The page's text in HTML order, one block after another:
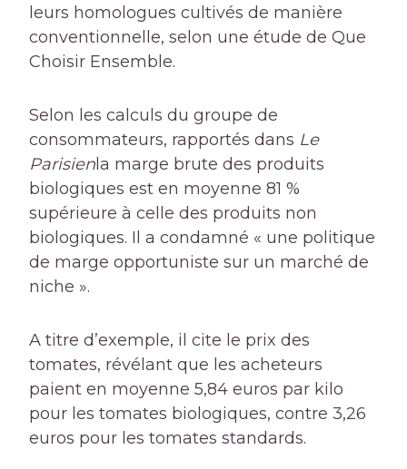
leurs homologues cultivés de manière
conventionnelle, selon une étude de Que
Choisir Ensemble.
Selon les calculs du groupe de
consommateurs, rapportés dans Le
Parisienla marge brute des produits
biologiques est en moyenne 81 %
supérieure à celle des produits non
biologiques. Il a condamné « une politique
de marge opportuniste sur un marché de
niche ».
A titre d’exemple, il cite le prix des
tomates, révélant que les acheteurs
paient en moyenne 5,84 euros par kilo
pour les tomates biologiques, contre 3,26
euros pour les tomates standards.